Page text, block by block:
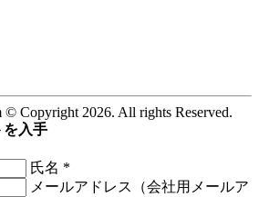
© Copyright2026. All rights Reserved.
を入手
氏名 *
メールアドレス（会社用メールア